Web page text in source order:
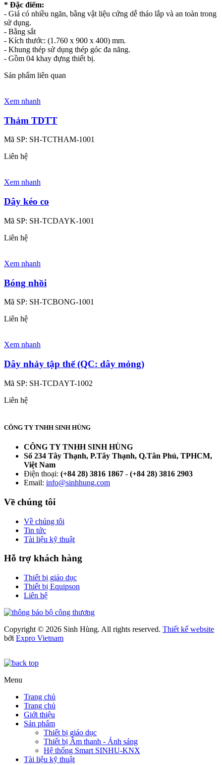
* Đặc điểm:
- Giá có nhiều ngăn, bằng vật liệu cứng dễ tháo lắp và an toàn trong
sử dụng.
- Bằng sắt
- Kích thước: (1.760 x 900 x 400) mm.
- Khung thép sử dụng thép góc đa năng.
- Gồm 04 khay đựng thiết bị.
Sản phẩm liên quan
Xem nhanh
Thảm TDTT
Mã SP: SH-TCTHAM-1001
Liên hệ
Xem nhanh
Dây kéo co
Mã SP: SH-TCDAYK-1001
Liên hệ
Xem nhanh
Bóng nhồi
Mã SP: SH-TCBONG-1001
Liên hệ
Xem nhanh
Dây nhảy tập thể (QC: dây mỏng)
Mã SP: SH-TCDAYT-1002
Liên hệ
CÔNG TY TNHH SINH HÙNG
CÔNG TY TNHH SINH HÙNG
Số 234 Tây Thạnh, P.Tây Thạnh, Q.Tân Phú, TPHCM,
Việt Nam
Điện thoại: (+84 28) 3816 1867 - (+84 28) 3816 2903
Email: info@sinhhung.com
Về chúng tôi
Về chúng tôi
Tin tức
Tài liệu kỹ thuật
Hỗ trợ khách hàng
Thiết bị giáo dục
Thiết bị Equipson
Liên hệ
Copyright © 2026 Sinh Hùng. All rights reserved. Thiết kế website
bởi Expro Vietnam
Menu
Trang chủ
Trang chủ
Giới thiệu
Sản phẩm
Thiết bị giáo dục
Thiết bị Âm thanh - Ánh sáng
Hệ thống Smart SINHU-KNX
Tài liệu kỹ thuật